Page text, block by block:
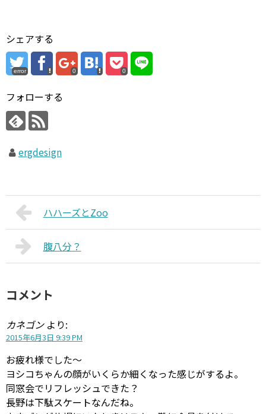
シェアする
error 0 0
フォローする
ergdesign
ハハーズとZoo
腹八分？
コメント
カネゴン より:
2015年6月3日 9:39 PM
お疲れ様でした～
ヨシコちゃんの顔がいくらか細くなった感じがするよ。
同窓会でリフレッシュできた？
長野は下駄スケートなんだね。